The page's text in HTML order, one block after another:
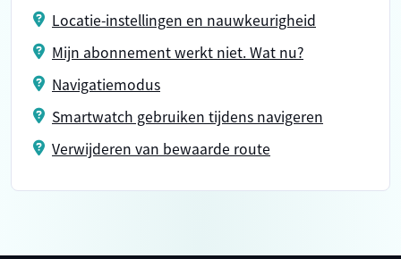
Locatie-instellingen en nauwkeurigheid
Mijn abonnement werkt niet. Wat nu?
Navigatiemodus
Smartwatch gebruiken tijdens navigeren
Verwijderen van bewaarde route